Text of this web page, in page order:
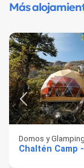
Más
Domos y Glamping
Chaltén Camp